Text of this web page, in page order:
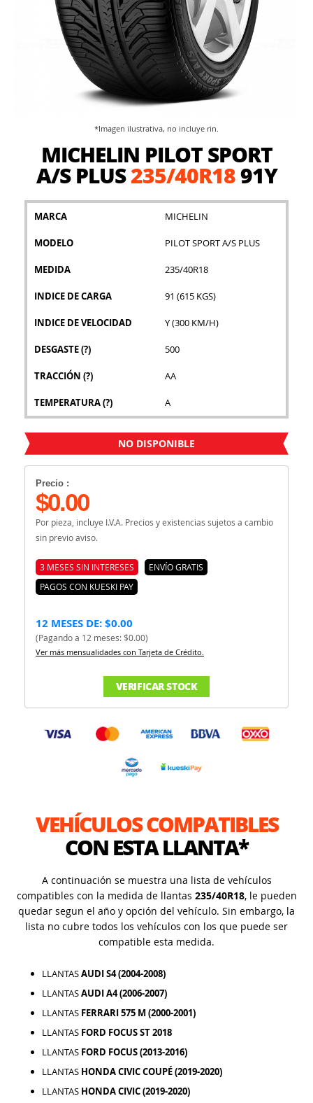
MICHELIN PILOT SPORT
A/S PLUS235/40R1891Y
MARCA MICHELIN
MODELO PILOT SPORT A/S PLUS
MEDIDA 235/40R18
INDICE DE CARGA 91 (615 KGS)
INDICE DE VELOCIDAD Y (300 KM/H)
DESGASTE(?) 500
TRACCIÓN (?) AA
TEMPERATURA(?) A
NO DISPONIBLE
Precio :
$0.00
Por pieza, incluye I.V.A. Precios y existencias sujetos a cambio
sin previo aviso.
3 MESES SIN INTERESES
ENVÍO GRATIS
PAGOS CON KUESKI PAY
12 MESES DE: $0.00
(Pagando a 12 meses: $0.00)
Ver más mensualidades con Tarjeta de Crédito.
VERIFICAR STOCK
*Imagen ilustrativa, no incluye rin.
comienzo
galería
imágenes
VEHÍCULOS COMPATIBLES
CON ESTA LLANTA*
A continuación se muestra una lista de vehículos
compatibles con la medida de llantas 235/40R18, le pueden
quedar segun el año y opción del vehículo. Sin embargo, la
lista no cubre todos los vehículos con los que puede ser
compatible esta medida.
LLANTASAUDI S4 (2004-2008)
LLANTASAUDI A4 (2006-2007)
LLANTAS FERRARI 575 M (2000-2001)
LLANTAS FORD FOCUS ST 2018
LLANTAS FORD FOCUS (2013-2016)
LLANTAS HONDA CIVIC COUPÉ (2019-2020)
LLANTAS HONDA CIVIC (2019-2020)